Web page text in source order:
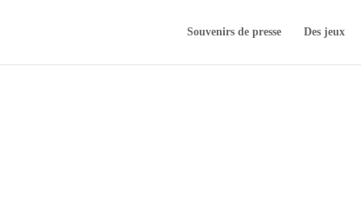
Souvenirs de presse Des jeux